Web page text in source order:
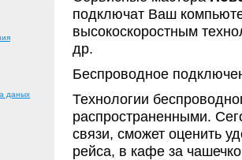
даных
подключат Ваш
высокоскоростным
др.
Беспроводное
Технологии
распространенными.
связи, сможет оценить
рейса, в кафе за